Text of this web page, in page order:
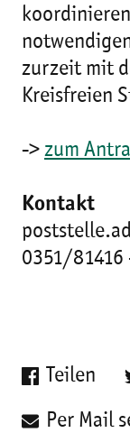
zurzeit mit
Kreisfreien
-> zum
Kontakt
0351/81416
Teilen
Per Mail